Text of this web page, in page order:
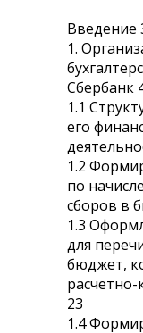
Введение
1.
Сбербанк
1.1
его
1.2
по
сборов в
1.3
для
бюджет,
23
1.4